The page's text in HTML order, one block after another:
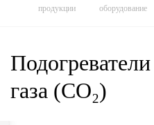
продукции
оборудование
газа (CO₂)